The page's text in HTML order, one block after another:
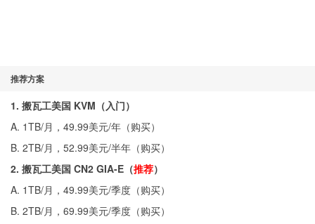
推荐方案
1. 搬瓦工美国 KVM（入门）
A. 1TB/月，49.99美元/年（购买）
B. 2TB/月，52.99美元/半年（购买）
2. 搬瓦工美国 CN2 GIA-E（推荐）
A. 1TB/月，49.99美元/季度（购买）
B. 2TB/月，69.99美元/季度（购买）